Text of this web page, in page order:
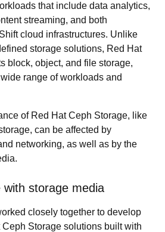
that include data analytics,
streaming, and both
cloud infrastructures. Unlike
storage solutions, Red Hat
block, object, and file storage,
range of workloads and
of Red Hat Ceph Storage, like
can be affected by
networking, as well as by the
storage media
closely together to develop
Storage solutions built with